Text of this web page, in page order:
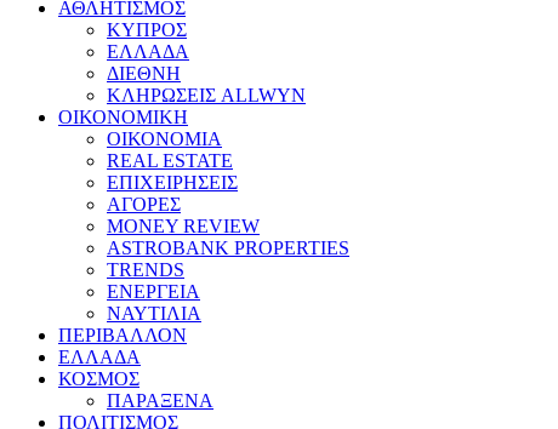
ΑΘΛΗΤΙΣΜΟΣ
ΚΥΠΡΟΣ
ΕΛΛΑΔΑ
ΔΙΕΘΝΗ
ΚΛΗΡΩΣΕΙΣ ALLWYN
ΟΙΚΟΝΟΜΙΚΗ
ΟΙΚΟΝΟΜΙΑ
REAL ESTATE
ΕΠΙΧΕΙΡΗΣΕΙΣ
ΑΓΟΡΕΣ
MONEY REVIEW
ASTROBANK PROPERTIES
TRENDS
ΕΝΕΡΓΕΙΑ
ΝΑΥΤΙΛΙΑ
ΠΕΡΙΒΑΛΛΟΝ
ΕΛΛΑΔΑ
ΚΟΣΜΟΣ
ΠΑΡΑΞΕΝΑ
ΠΟΛΙΤΙΣΜΟΣ